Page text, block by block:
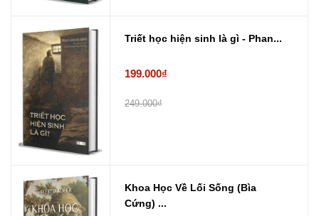
Triết học hiện sinh là gì - Phan...
199.000₫
249.000₫
Khoa Học Về Lối Sống (Bìa
Cứng) ...